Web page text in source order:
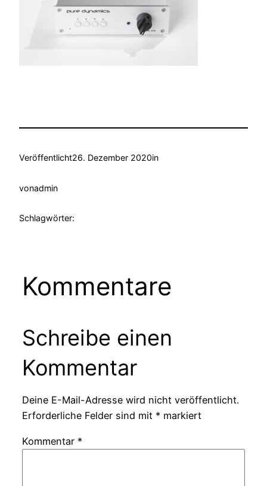
Veröffentlicht26. Dezember 2020in
vonadmin
Schlagwörter:
Kommentare
Schreibe einen
Kommentar
Deine E-Mail-Adresse wird nicht veröffentlicht.
Erforderliche Felder sind mit * markiert
Kommentar *